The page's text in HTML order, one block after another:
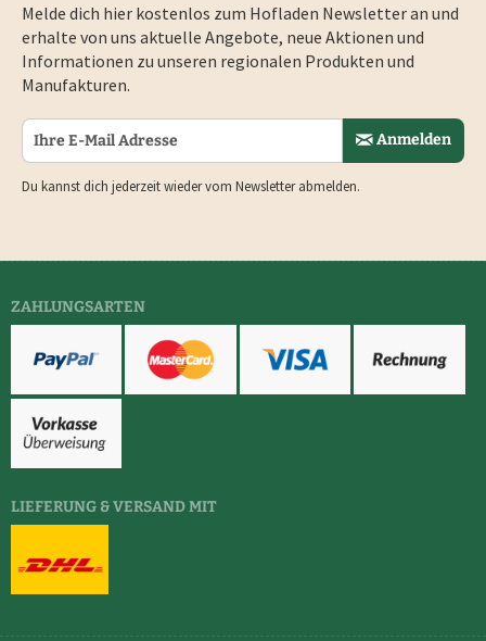
Melde dich hier kostenlos zum Hofladen Newsletter an und
erhalte von uns aktuelle Angebote, neue Aktionen und
Informationen zu unseren regionalen Produkten und
Manufakturen.
Anmelden
Du kannst dich jederzeit wieder vom Newsletter abmelden.
ZAHLUNGSARTEN
LIEFERUNG & VERSAND MIT